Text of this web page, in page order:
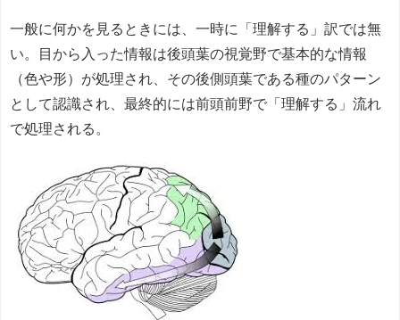
一般に何かを見るときには、一時に「理解する」訳では無
い。目から入った情報は後頭葉の視覚野で基本的な情報
（色や形）が処理され、その後側頭葉である種のパターン
として認識され、最終的には前頭前野で「理解する」流れ
で処理される。